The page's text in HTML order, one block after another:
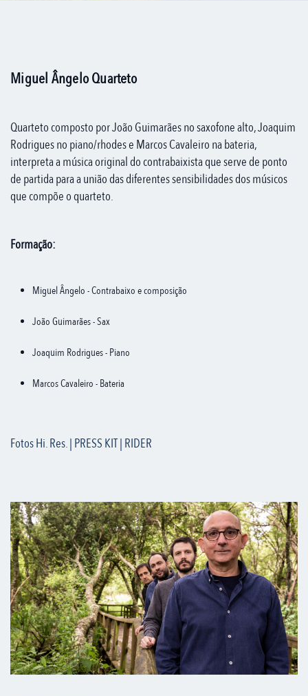
Miguel Ângelo Quarteto
Quarteto composto por João Guimarães no saxofone alto, Joaquim
Rodrigues no piano/rhodes e Marcos Cavaleiro na bateria,
interpreta a música original do contrabaixista que serve de ponto
de partida para a união das diferentes sensibilidades dos músicos
que compõe o quarteto.
Formação:
Miguel Ângelo - Contrabaixo e composição
João Guimarães - Sax
Joaquim Rodrigues - Piano
Marcos Cavaleiro - Bateria
Fotos Hi. Res. | PRESS KIT | RIDER